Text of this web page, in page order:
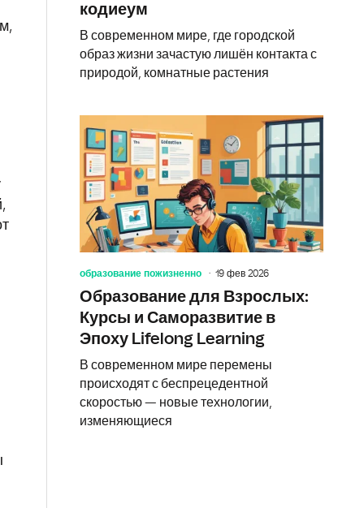
кодиеум
В современном мире, где городской
образ жизни зачастую лишён контакта с
природой, комнатные растения
образование пожизненно 19 фев 2026
Образование для Взрослых:
Курсы и Саморазвитие в
Эпоху Lifelong Learning
В современном мире перемены
происходят с беспрецедентной
скоростью — новые технологии,
изменяющиеся